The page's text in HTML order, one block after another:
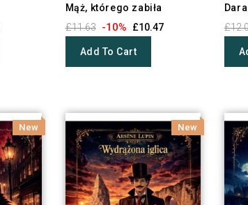
Mąż, którego zabiła
£11.63 -10% £10.47
Add To Cart
New New